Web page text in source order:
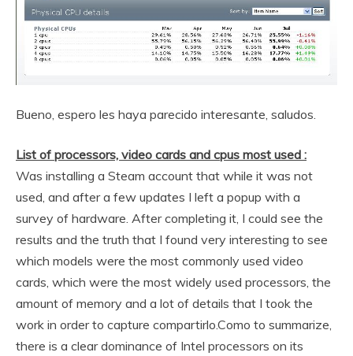
Bueno, espero les haya parecido interesante, saludos.
List of processors, video cards and cpus most used :
Was installing a Steam account that while it was not
used, and after a few updates I left a popup with a
survey of hardware. After completing it, I could see the
results and the truth that I found very interesting to see
which models were the most commonly used video
cards, which were the most widely used processors, the
amount of memory and a lot of details that I took the
work in order to capture compartirlo.Como to summarize,
there is a clear dominance of Intel processors on its